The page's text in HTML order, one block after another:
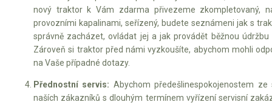
nový traktor k Vám zdarma přivezeme zkompletovaný,
provozními kapalinami, seřízený, budete seznámeni jak s
správně zacházet, ovládat jej a jak provádět běžnou údržbu
Zároveň si traktor před námi vyzkoušíte, abychom mohli
na Vaše případné dotazy.
Přednostní servis: Abychom předešlinespokojenostem ze
naších zákazníků s dlouhým termínem vyřízení servisní